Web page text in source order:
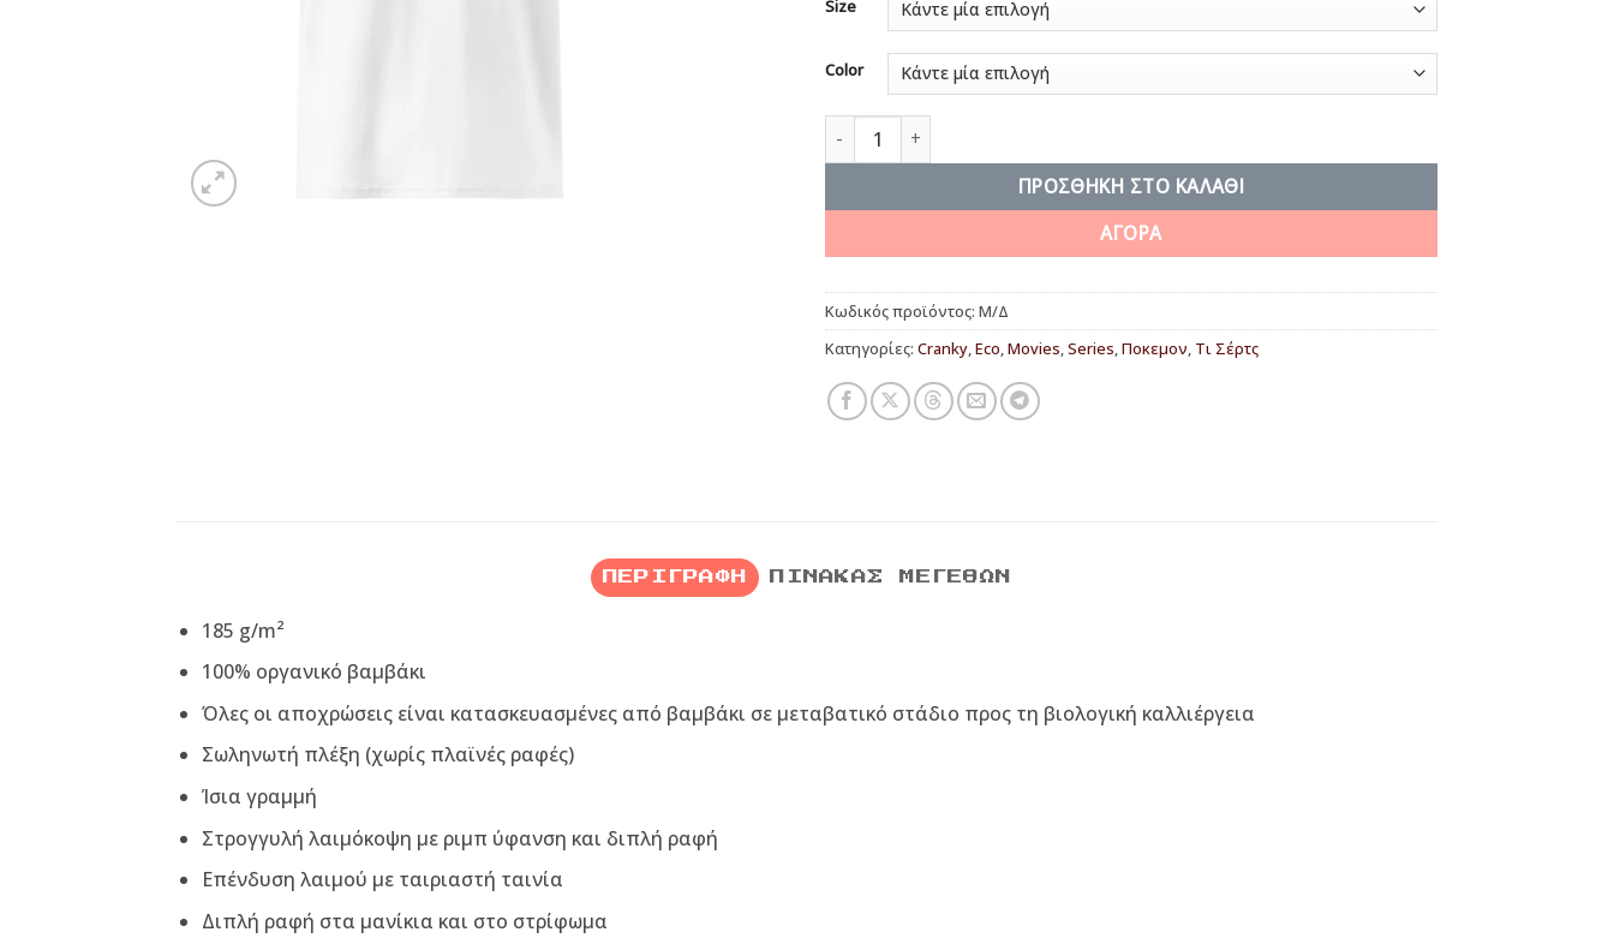
Size
Color
I will catch them all ποσότητα
ΠΡΟΣΘΉΚΗ ΣΤΟ ΚΑΛΆΘΙ
ΑΓΟΡΑ
Κωδικός προϊόντος: Μ/Δ
Κατηγορίες: Cranky,Eco,Movies,Series,Ποκεμον, Τι Σέρτς
ΠΕΡΙΓΡΑΦΉ ΠΊΝΑΚΑΣ ΜΕΓΕΘΏΝ
185 g/m²
100% οργανικό βαμβάκι
Όλες οι αποχρώσεις είναι κατασκευασμένες από βαμβάκι σε μεταβατικό στάδιο προς τη βιολογική καλλιέργεια
Σωληνωτή πλέξη (χωρίς πλαϊνές ραφές)
Ίσια γραμμή
Στρογγυλή λαιμόκοψη με ριμπ ύφανση και διπλή ραφή
Επένδυση λαιμού με ταιριαστή ταινία
Διπλή ραφή στα μανίκια και στο στρίφωμα